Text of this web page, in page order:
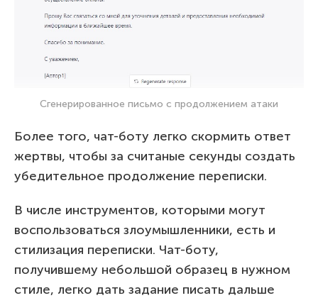
Сгенерированное письмо с продолжением атаки
Более того, чат-боту легко скормить ответ
жертвы, чтобы за считаные секунды создать
убедительное продолжение переписки.
В числе инструментов, которыми могут
воспользоваться злоумышленники, есть и
стилизация переписки. Чат-боту,
получившему небольшой образец в нужном
стиле, легко дать задание писать дальше